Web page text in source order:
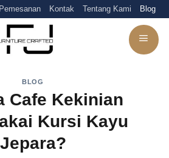
Kontak Tentang Kami Blog
BLOG
Cafe Kekinian
Kursi Kayu
Jepara?